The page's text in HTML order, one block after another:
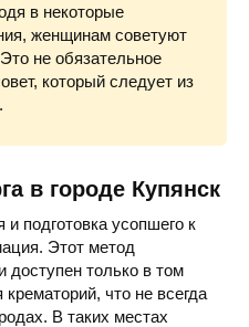
в некоторые
женщинам советуют
не обязательное
который следует из
в городе Купянск
подготовка усопшего к
Этот метод
доступен только в том
что не всегда
В таких местах